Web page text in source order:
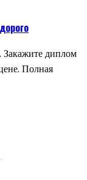
диплом
Полная